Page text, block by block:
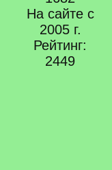
На сайте с
2005 г.
Рейтинг:
2449